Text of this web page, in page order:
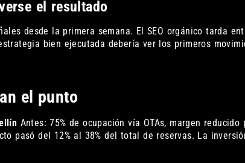
el resultado
desde la primera semana. El SEO orgánico tarda
bien ejecutada debería ver los primeros
el punto
Antes: 75% de ocupación vía OTAs, margen reducido
pasó del 12% al 38% del total de reservas. La